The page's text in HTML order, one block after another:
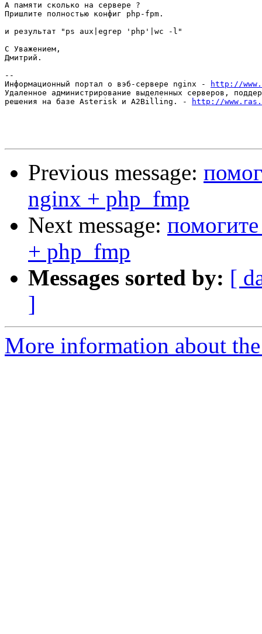
А памяти сколько на сервере ?
Пришлите полностью конфиг php-fpm.
и результат "ps aux|egrep 'php'|wc -l"
С Уважением,
Дмитрий.
--
Информационный портал о вэб-сервере nginx -
http://
Удаленное администрирование выделенных серверов,
решения на базе Asterisk и A2Billing. -
http://
Previous message:
nginx + php_fmp
Next message: помогите
+ php_fmp
Messages sorted by: [
]
More information about